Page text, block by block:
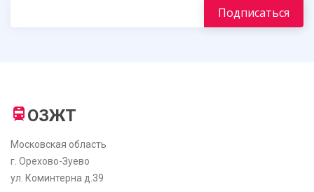
ОЗЖТ
Московская область
г. Орехово-Зуево
ул. Коминтерна д.39